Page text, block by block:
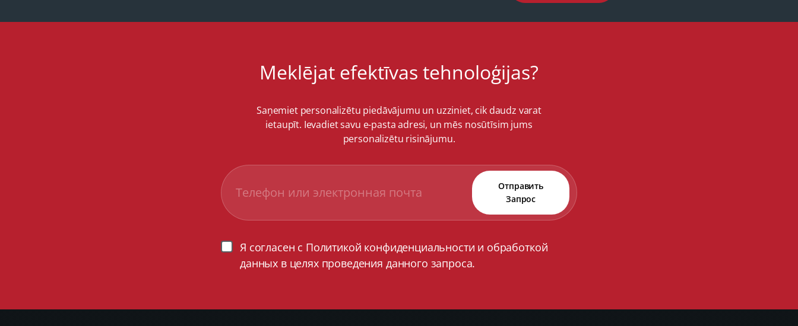
Meklējat efektīvas tehnoloģijas?
Saņemiet personalizētu piedāvājumu un uzziniet, cik daudz varat
ietaupīt. Ievadiet savu e-pasta adresi, un mēs nosūtīsim jums
personalizētu risinājumu.
Отправить
Запрос
Я согласен с Политикой конфиденциальности и обработкой
данных в целях проведения данного запроса.